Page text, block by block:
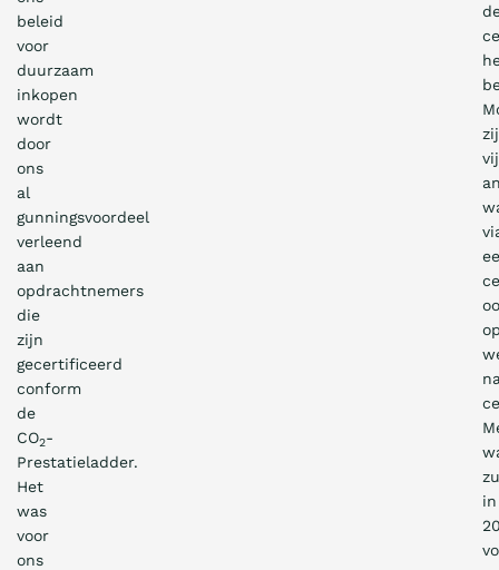
beleid
voor
duurzaam
inkopen
wordt
door
ons
al
gunningsvoordeel
verleend
aan
opdrachtnemers
die
zijn
gecertificeerd
conform
de
CO2-
Prestatieladder.
Het
was
voor
ons
in